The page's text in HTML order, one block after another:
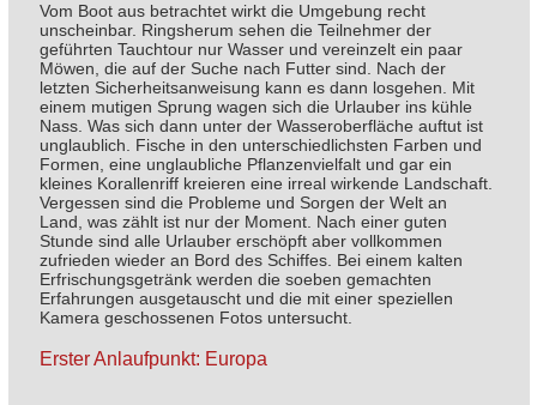
Vom Boot aus betrachtet wirkt die Umgebung recht
unscheinbar. Ringsherum sehen die Teilnehmer der
geführten Tauchtour nur Wasser und vereinzelt ein paar
Möwen, die auf der Suche nach Futter sind. Nach der
letzten Sicherheitsanweisung kann es dann losgehen. Mit
einem mutigen Sprung wagen sich die Urlauber ins kühle
Nass. Was sich dann unter der Wasseroberfläche auftut ist
unglaublich. Fische in den unterschiedlichsten Farben und
Formen, eine unglaubliche Pflanzenvielfalt und gar ein
kleines Korallenriff kreieren eine irreal wirkende Landschaft.
Vergessen sind die Probleme und Sorgen der Welt an
Land, was zählt ist nur der Moment. Nach einer guten
Stunde sind alle Urlauber erschöpft aber vollkommen
zufrieden wieder an Bord des Schiffes. Bei einem kalten
Erfrischungsgetränk werden die soeben gemachten
Erfahrungen ausgetauscht und die mit einer speziellen
Kamera geschossenen Fotos untersucht.
Erster Anlaufpunkt: Europa